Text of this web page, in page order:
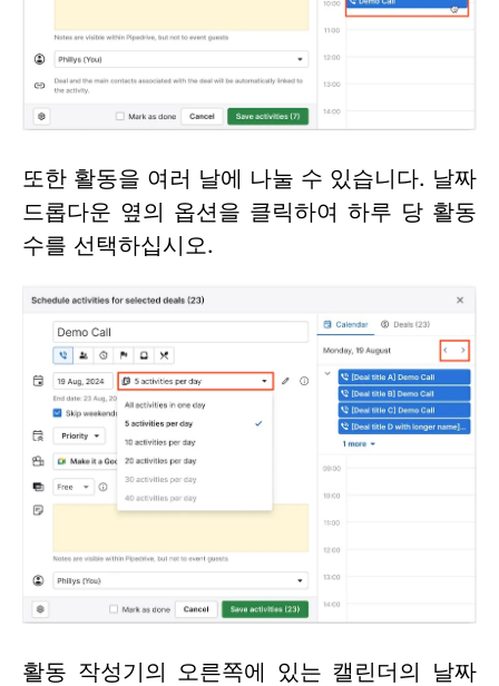
또한 활동을 여러 날에 나눌 수 있습니다. 날짜
드롭다운 옆의 옵션을 클릭하여 하루 당 활동
수를 선택하십시오.
활동 작성기의 오른쪽에 있는 캘린더의 날짜